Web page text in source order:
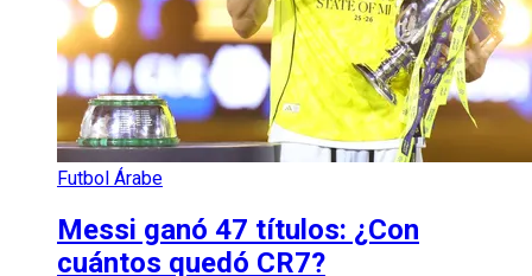
Futbol Árabe
Messi ganó 47 títulos: ¿Con
cuántos quedó CR7?